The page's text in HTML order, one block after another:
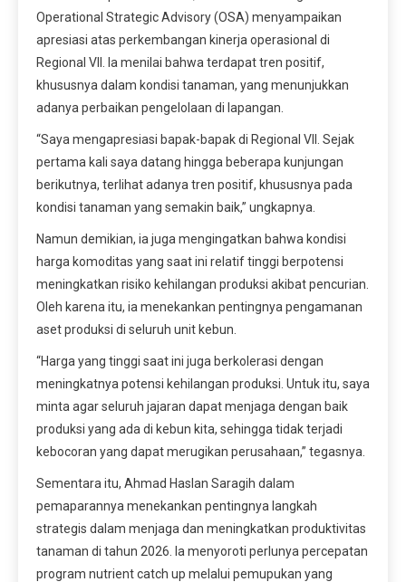
Operational Strategic Advisory (OSA) menyampaikan
apresiasi atas perkembangan kinerja operasional di
Regional VII. Ia menilai bahwa terdapat tren positif,
khususnya dalam kondisi tanaman, yang menunjukkan
adanya perbaikan pengelolaan di lapangan.
“Saya mengapresiasi bapak-bapak di Regional VII. Sejak
pertama kali saya datang hingga beberapa kunjungan
berikutnya, terlihat adanya tren positif, khususnya pada
kondisi tanaman yang semakin baik,” ungkapnya.
Namun demikian, ia juga mengingatkan bahwa kondisi
harga komoditas yang saat ini relatif tinggi berpotensi
meningkatkan risiko kehilangan produksi akibat pencurian.
Oleh karena itu, ia menekankan pentingnya pengamanan
aset produksi di seluruh unit kebun.
“Harga yang tinggi saat ini juga berkolerasi dengan
meningkatnya potensi kehilangan produksi. Untuk itu, saya
minta agar seluruh jajaran dapat menjaga dengan baik
produksi yang ada di kebun kita, sehingga tidak terjadi
kebocoran yang dapat merugikan perusahaan,” tegasnya.
Sementara itu, Ahmad Haslan Saragih dalam
pemaparannya menekankan pentingnya langkah
strategis dalam menjaga dan meningkatkan produktivitas
tanaman di tahun 2026. Ia menyoroti perlunya percepatan
program nutrient catch up melalui pemupukan yang